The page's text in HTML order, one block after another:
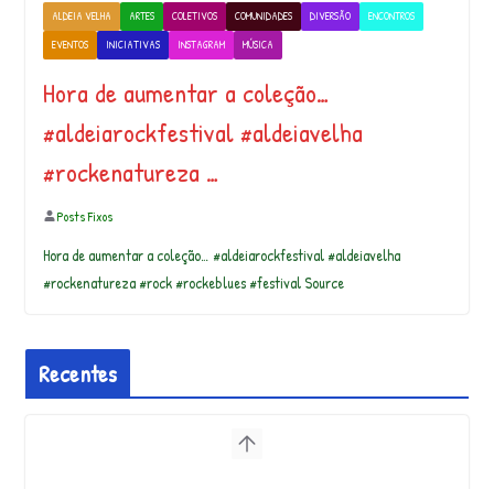
ALDEIA VELHA ARTES COLETIVOS COMUNIDADES DIVERSÃO
ENCONTROS
EVENTOS
INICIATIVAS INSTAGRAM MÚSICA
Hora de aumentar a coleção…
#aldeiarockfestival #aldeiavelha
#rockenatureza …
Posts Fixos
Hora de aumentar a coleção… #aldeiarockfestival #aldeiavelha
#rockenatureza #rock #rockeblues #festival Source
Recentes